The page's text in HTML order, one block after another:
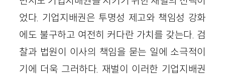
었다. 기업지배권은 투명성 제고와 책임성 강화
에도 불구하고 여전히 커다란 가치를 갖는다. 검
찰과 법원이 이사의 책임을 묻는 일에 소극적이
기에 더욱 그러하다. 재벌이 이러한 기업지배권